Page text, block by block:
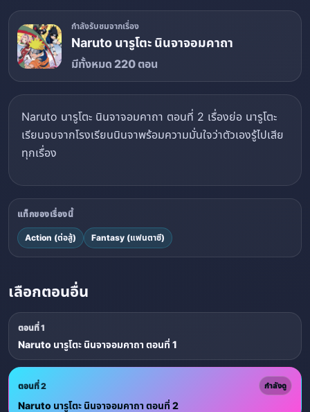
กำลังรับชมจากเรื่อง
Naruto นารูโตะ นินจาจอมคาถา
มีทั้งหมด 220 ตอน
Naruto นารูโตะ นินจาจอมคาถา ตอนที่ 2 เรื่องย่อ นารูโตะ
เรียนจบจากโรงเรียนนินจาพร้อมความมั่นใจว่าตัวเองรู้ไปเสีย
ทุกเรื่อง
แท็กของเรื่องนี้
Action (ต่อสู้) Fantasy (แฟนตาซี)
เลือกตอนอื่น
ตอนที่ 1
Naruto นารูโตะ นินจาจอมคาถา ตอนที่ 1
ตอนที่ 2 กำลังดู
Naruto นารูโตะ นินจาจอมคาถา ตอนที่ 2